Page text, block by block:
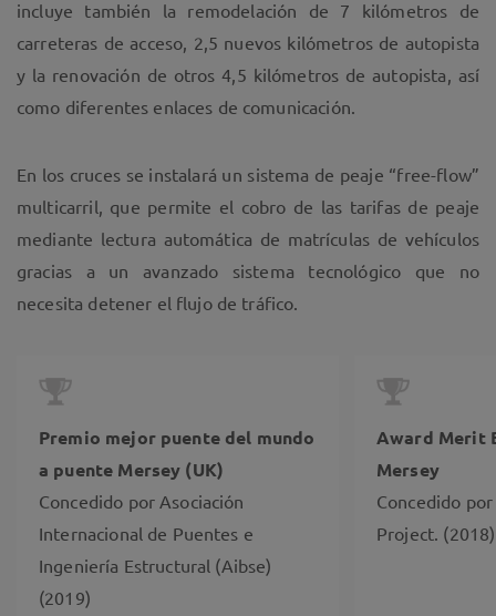
incluye también la remodelación de 7 kilómetros de
carreteras de acceso, 2,5 nuevos kilómetros de autopista
y la renovación de otros 4,5 kilómetros de autopista, así
como diferentes enlaces de comunicación.
En los cruces se instalará un sistema de peaje “free-flow”
multicarril, que permite el cobro de las tarifas de peaje
mediante lectura automática de matrículas de vehículos
gracias a un avanzado sistema tecnológico que no
necesita detener el flujo de tráfico.
Premio mejor puente del mundo
a puente Mersey (UK)
Concedido por Asociación
Internacional de Puentes e
Ingeniería Estructural (Aibse)
(2019)
Award Merit
Mersey
Concedido
Project. (2018)